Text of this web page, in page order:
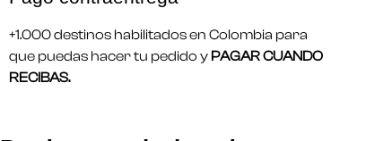
+1.000 destinos habilitados en Colombia para
que puedas hacer tu pedido y PAGAR CUANDO
RECIBAS.